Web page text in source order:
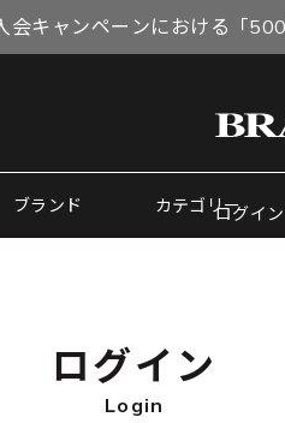
会キャンペーンにおける「
ブランド カテゴリーログイン
ログイン
Login